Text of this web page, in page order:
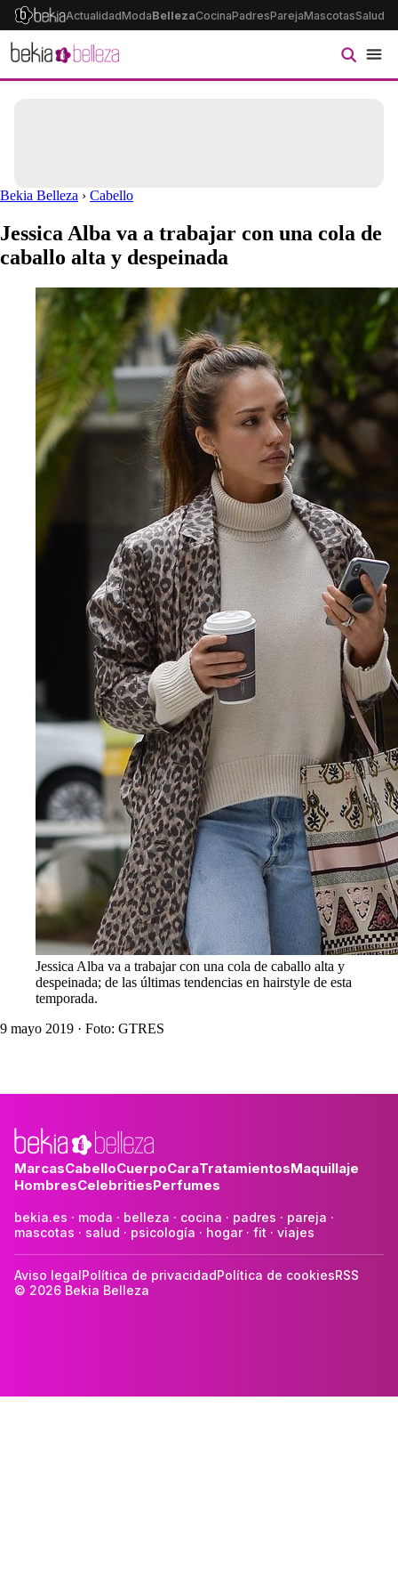
ActualidadModaBellezaCocinaPadresParejaMascotasSalud
Bekia Belleza › Cabello
Jessica Alba va a trabajar con una cola de
caballo alta y despeinada
Jessica Alba va a trabajar con una cola de caballo alta y
despeinada; de las últimas tendencias en hairstyle de esta
temporada.
9 mayo 2019 · Foto: GTRES
MarcasCabelloCuerpoCaraTratamientosMaquillaje
HombresCelebritiesPerfumes
bekia.es · moda · belleza · cocina · padres · pareja ·
mascotas · salud · psicología · hogar· fit · viajes
Aviso legalPolítica de privacidadPolítica de cookiesRSS
© 2026 Bekia Belleza